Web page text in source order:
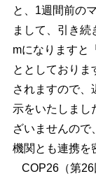
と、1週間前の
まして、引き
mになりますと
ととしておりま
されますので、
示をいたしまし
ざいませんので
機関とも連携を
COP26（第